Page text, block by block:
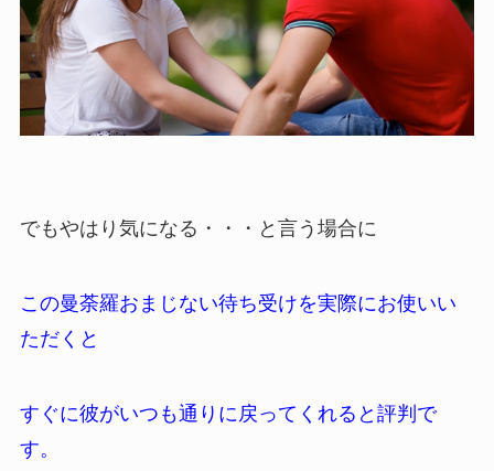
でもやはり気になる・・・と言う場合に
この曼荼羅おまじない待ち受けを実際にお使いい
ただくと
すぐに彼がいつも通りに戻ってくれると評判で
す。